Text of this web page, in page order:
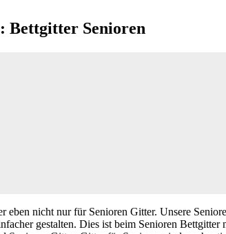
Bettgitter Senioren
eben nicht nur für Senioren Gitter. Unsere
gestalten. Dies ist beim Senioren